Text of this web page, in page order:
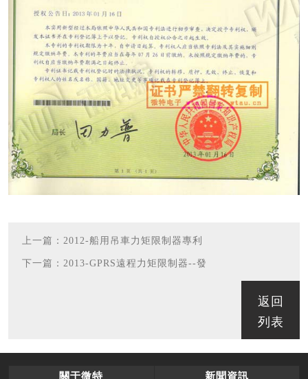
上一篇：2012-船用吊車力矩限制器專利
下一篇：2013-GPRS遠程力矩限制器--發
返回
列表
關于微特 新聞資訊